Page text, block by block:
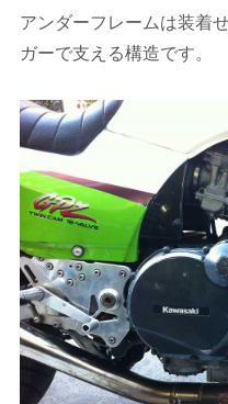
アンダーフレームは装着
ガーで支える構造です。